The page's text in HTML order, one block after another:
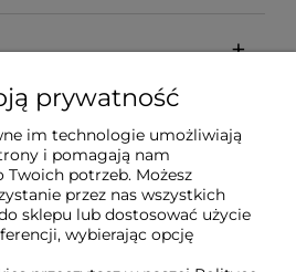
prywatność
im technologie umożliwiają
i pomagają nam
potrzeb. Możesz
przez nas wszystkich
sklepu lub dostosować użycie
wybierając opcję